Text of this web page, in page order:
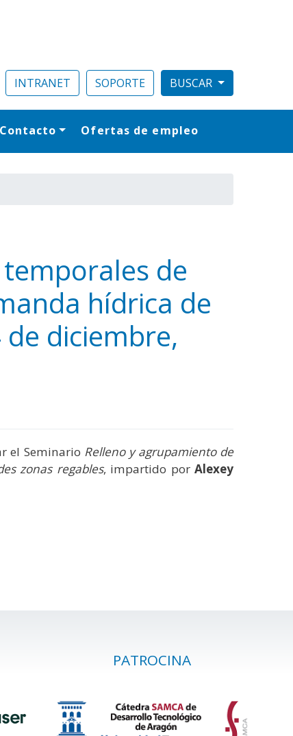
INTRANET SOPORTE
Contacto Ofertas de empleo
de
hídrica de
diciembre,
el Seminario Relleno y agrupamiento de
zonas regables, impartido porAlexey
PATROCINA